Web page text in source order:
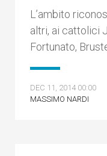
L’ambito
altri, ai cattolici
Fortunato,
DEC 11, 2014 00:00
MASSIMO NARDI